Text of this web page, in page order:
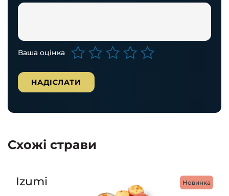
Ваша оцінка
Схожі страви
Новинка
Izumi